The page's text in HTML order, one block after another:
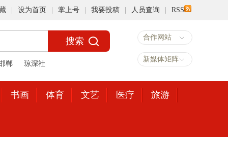
设为首页 掌上号 我要投稿 人员查询 RSS
郸 琼深社
合作网站
新媒体矩阵
书画 体育 文艺 医疗 旅游